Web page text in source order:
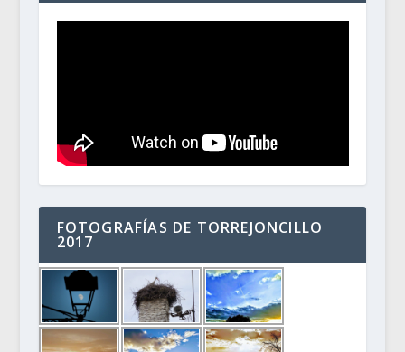
FOTOGRAFÍAS DE TORREJONCILLO
2017